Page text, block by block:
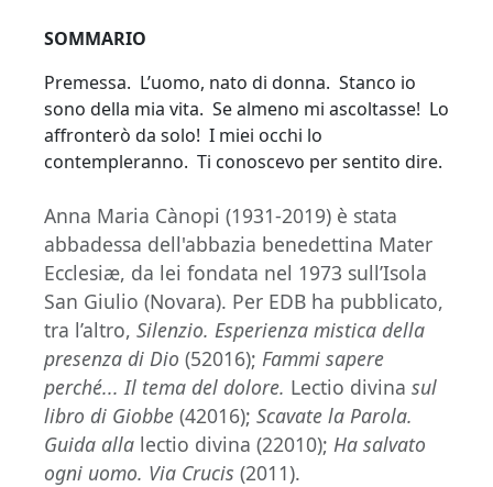
SOMMARIO
Premessa. L’uomo, nato di donna. Stanco io
sono della mia vita. Se almeno mi ascoltasse! Lo
affronterò da solo! I miei occhi lo
contempleranno. Ti conoscevo per sentito dire.
Anna Maria Cànopi (1931-2019) è stata
abbadessa dell'abbazia benedettina Mater
Ecclesiæ, da lei fondata nel 1973 sull’Isola
San Giulio (Novara). Per EDB ha pubblicato,
tra l’altro, Silenzio. Esperienza mistica della
presenza di Dio (52016); Fammi sapere
perché... Il tema del dolore. Lectio divina sul
libro di Giobbe (42016); Scavate la Parola.
Guida alla lectio divina (22010); Ha salvato
ogni uomo. Via Crucis (2011).